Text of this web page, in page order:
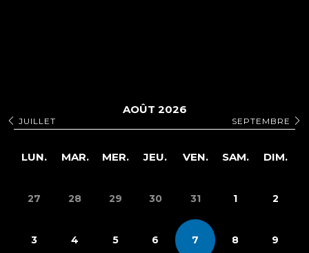
JUILLET
AOÛT 2026
SEPTEMBRE
LUN. MAR. MER. JEU. VEN. SAM. DIM.
27 28 29 30 31 1 2
3 4 5 6 7 8 9